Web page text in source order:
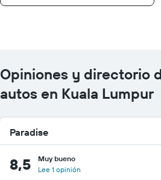
Opiniones y directorio
autos en Kuala Lumpur
Paradise
8,5
Muy bueno
Lee 1 opinión